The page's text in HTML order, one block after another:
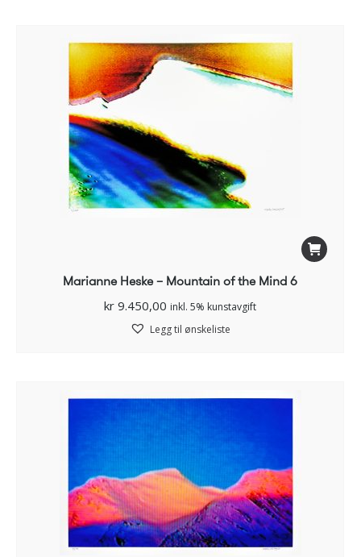
Marianne Heske – Mountain of the Mind 6
kr 9.450,00 inkl. 5% kunstavgift
Legg til ønskeliste